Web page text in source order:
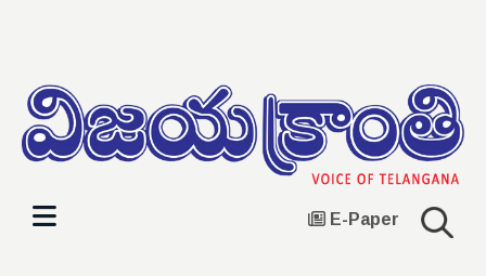
E-Paper